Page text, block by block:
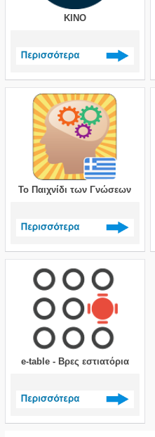
ΚΙΝΟ
Δείτε περισσότερα >
Το Παιχνίδι των Γνώσεων
e-table - Βρες εστιατόρια